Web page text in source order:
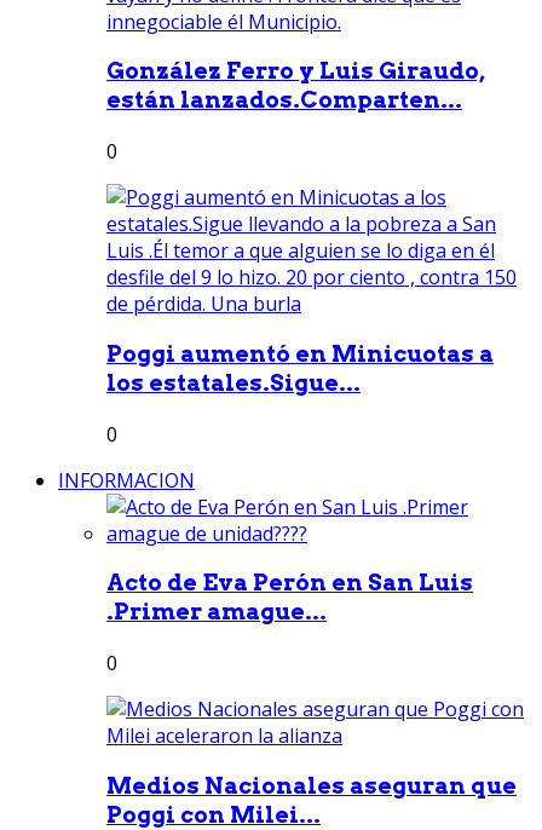
González Ferro y Luis Giraudo,
están lanzados.Comparten...
0
Poggi aumentó en Minicuotas a
los estatales.Sigue...
0
INFORMACION
Acto de Eva Perón en San Luis
.Primer amague...
0
Medios Nacionales aseguran que
Poggi con Milei...